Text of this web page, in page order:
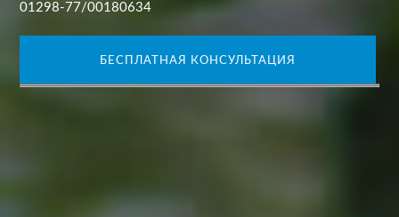
01298-77/00180634
БЕСПЛАТНАЯ КОНСУЛЬТАЦИЯ